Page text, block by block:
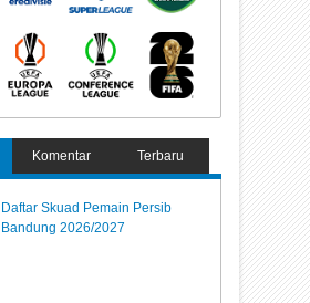
Komentar Terbaru
Daftar Skuad Pemain Persib
Bandung 2026/2027